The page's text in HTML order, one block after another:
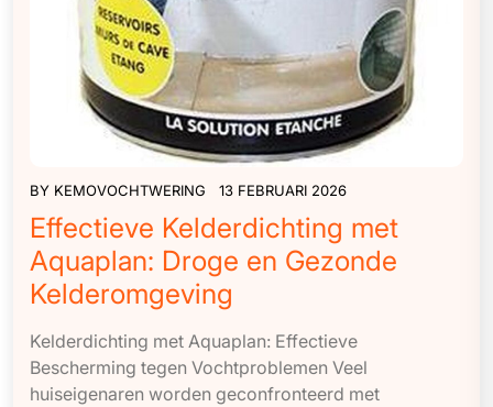
BY KEMOVOCHTWERING 13 FEBRUARI 2026
Effectieve Kelderdichting met
Aquaplan: Droge en Gezonde
Kelderomgeving
Kelderdichting met Aquaplan: Effectieve
Bescherming tegen Vochtproblemen Veel
huiseigenaren worden geconfronteerd met